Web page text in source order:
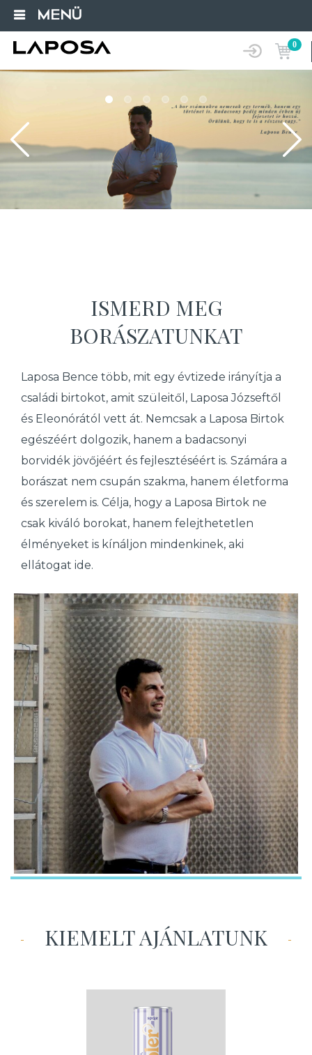
MENÜ
0
Loading...
ISMERD MEG
BORÁSZATUNKAT
Laposa Bence több, mit egy évtizede irányítja a
családi birtokot, amit szüleitől, Laposa Józseftől
és Eleonórától vett át. Nemcsak a Laposa Birtok
egészéért dolgozik, hanem a badacsonyi
borvidék jövőjéért és fejlesztéséért is. Számára a
borászat nem csupán szakma, hanem életforma
és szerelem is. Célja, hogy a Laposa Birtok ne
csak kiváló borokat, hanem felejthetetlen
élményeket is kínáljon mindenkinek, aki
ellátogat ide.
KIEMELT AJÁNLATUNK